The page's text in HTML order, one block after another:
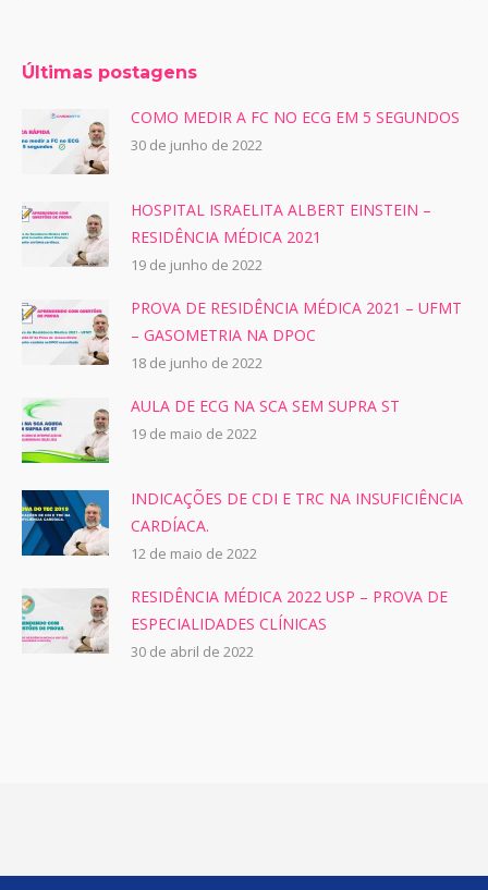
Últimas postagens
COMO MEDIR A FC NO ECG EM 5 SEGUNDOS
30 de junho de 2022
HOSPITAL ISRAELITA ALBERT EINSTEIN –
RESIDÊNCIA MÉDICA 2021
19 de junho de 2022
PROVA DE RESIDÊNCIA MÉDICA 2021 – UFMT
– GASOMETRIA NA DPOC
18 de junho de 2022
AULA DE ECG NA SCA SEM SUPRA ST
19 de maio de 2022
INDICAÇÕES DE CDI E TRC NA INSUFICIÊNCIA
CARDÍACA.
12 de maio de 2022
RESIDÊNCIA MÉDICA 2022 USP – PROVA DE
ESPECIALIDADES CLÍNICAS
30 de abril de 2022